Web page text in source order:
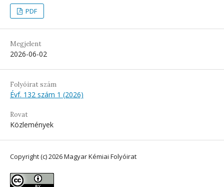
PDF
Megjelent
2026-06-02
Folyóirat szám
Évf. 132 szám 1 (2026)
Rovat
Közlemények
Copyright (c) 2026 Magyar Kémiai Folyóirat